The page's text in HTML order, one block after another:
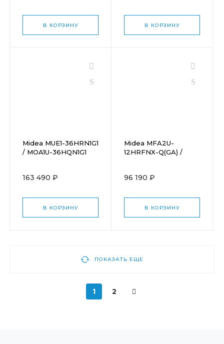
В КОРЗИНУ В КОРЗИНУ
Midea MUE1-36HRN1G1
/ MOA1U-36HQN1G1
163 490 ₽
В КОРЗИНУ
Midea MFA2U-
12HRFNX-Q(GA) /
96 190 ₽
В КОРЗИНУ
ПОКАЗАТЬ ЕЩЕ
1 2